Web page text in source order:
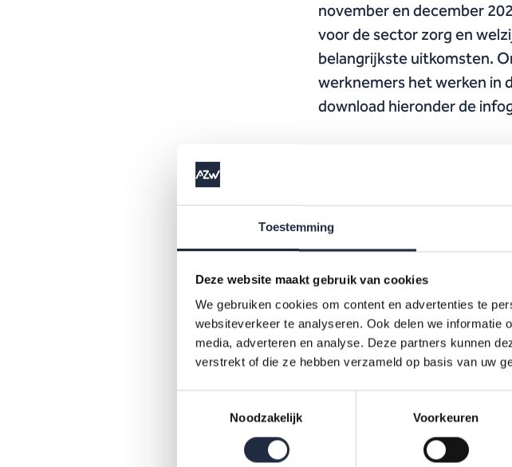
Toestemming
Deze website maakt gebruik van cookies
We gebruiken cookies om content en advertenties te
websiteverkeer te analyseren. Ook delen we
media, adverteren en analyse. Deze partners kunnen
verstrekt of die ze hebben verzameld op basis van uw
Noodzakelijk
Voorkeuren
november en december
voor de sector zorg en
belangrijkste uitkomsten.
werknemers het werken in
download hieronder de
organisaties in zorg en welzijn. In
aan bod, zoals arbeids- en
scholing en vaardigheden,
metingen geven per branche een
van 13.900 werknemers en 3.800
Wat zie je in